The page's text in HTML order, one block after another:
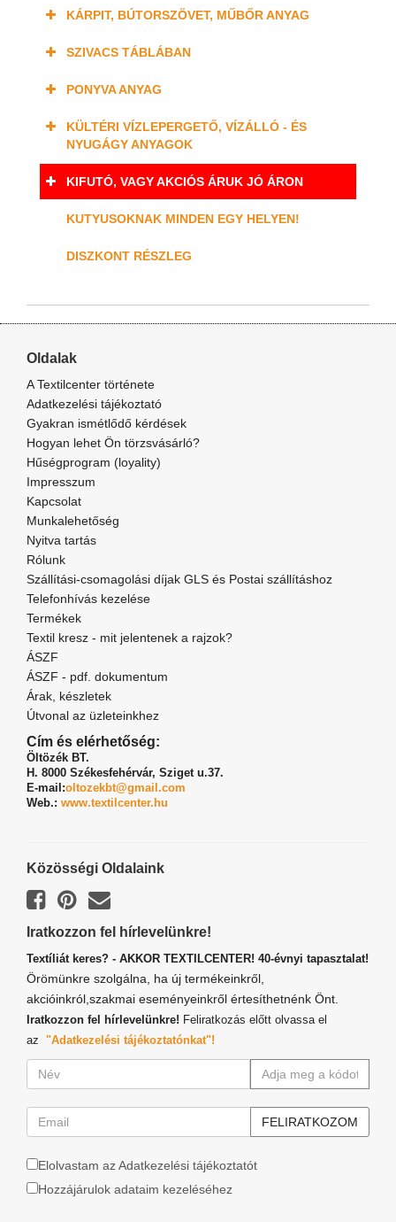
KÁRPIT, BÚTORSZÖVET, MŰBŐR ANYAG
SZIVACS TÁBLÁBAN
PONYVA ANYAG
KÜLTÉRI VÍZLEPERGETŐ, VÍZÁLLÓ - ÉS
NYUGÁGY ANYAGOK
KIFUTÓ, VAGY AKCIÓS ÁRUK JÓ ÁRON
KUTYUSOKNAK MINDEN EGY HELYEN!
DISZKONT RÉSZLEG
Oldalak
A Textilcenter története
Adatkezelési tájékoztató
Gyakran ismétlődő kérdések
Hogyan lehet Ön törzsvásárló?
Hűségprogram (loyality)
Impresszum
Kapcsolat
Munkalehetőség
Nyitva tartás
Rólunk
Szállítási-csomagolási díjak GLS és Postai szállításhoz
Telefonhívás kezelése
Termékek
Textil kresz - mit jelentenek a rajzok?
ÁSZF
ÁSZF - pdf. dokumentum
Árak, készletek
Útvonal az üzleteinkhez
Cím és elérhetőség:
Öltözék BT.
H. 8000 Székesfehérvár, Sziget u.37.
E-mail:oltozekbt@gmail.com
Web.: www.textilcenter.hu
Közösségi Oldalaink
Iratkozzon fel hírlevelünkre!
Textíliát keres? - AKKOR TEXTILCENTER! 40-évnyi tapasztalat!
Örömünkre szolgálna, ha új termékeinkről,
akcióinkról,szakmai eseményeinkről értesíthetnénk Önt.
Iratkozzon fel hírlevelünkre! Feliratkozás előtt olvassa el
az "Adatkezelési tájékoztatónkat"!
Elolvastam az Adatkezelési tájékoztatót
Hozzájárulok adataim kezeléséhez